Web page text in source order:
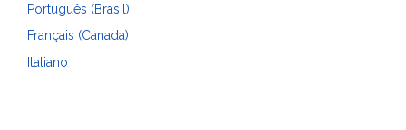
Português (Brasil)
Français (Canada)
Italiano